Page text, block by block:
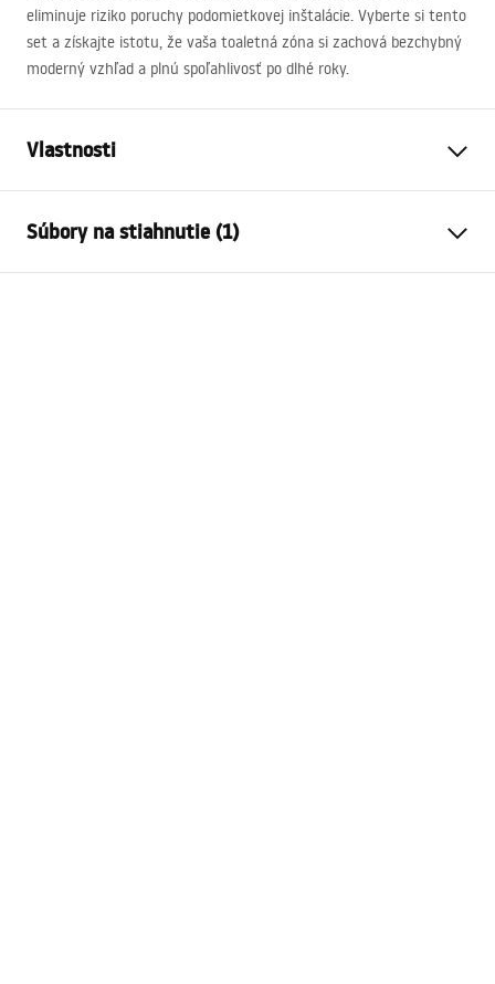
eliminuje riziko poruchy podomietkovej inštalácie. Vyberte si tento
set a získajte istotu, že vaša toaletná zóna si zachová bezchybný
moderný vzhľad a plnú spoľahlivosť po dlhé roky.
Vlastnosti
Typ lampy
Kompatibilné splachovacie
Typ HD
Súbory na stiahnutie (1)